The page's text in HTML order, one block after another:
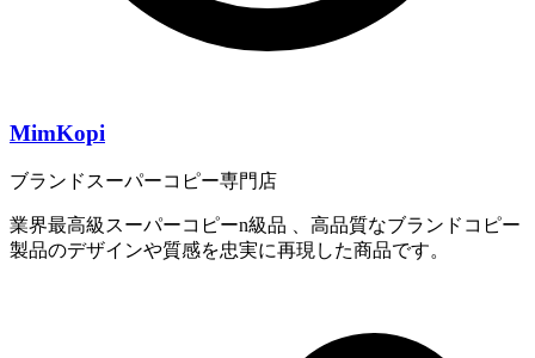
MimKopi
ブランドスーパーコピー専門店
業界最高級スーパーコピーn級品 、高品質なブランドコピー
製品のデザインや質感を忠実に再現した商品です。